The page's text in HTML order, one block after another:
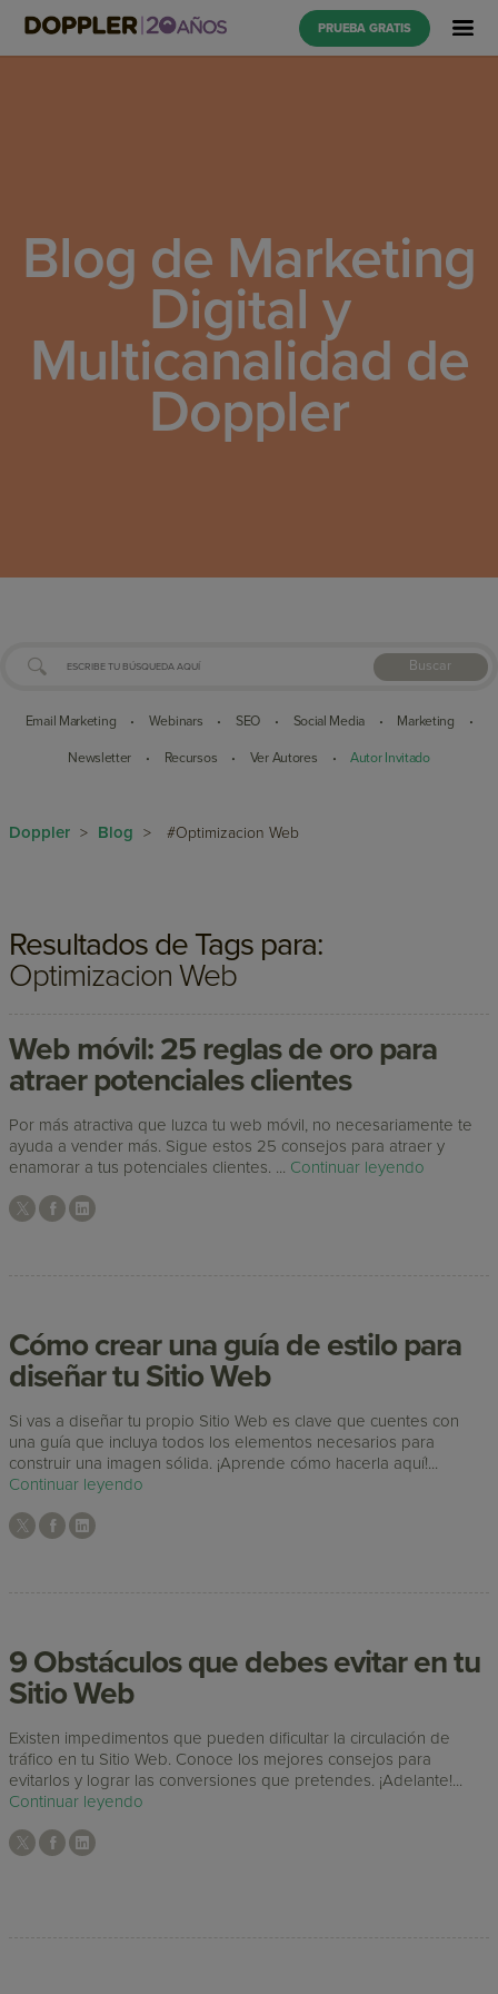
PRUEBA GRATIS
Blog de Marketing
Digital y
Multicanalidad de
Doppler
Buscar
Email Marketing • Webinars • SEO • Social Media • Marketing •
Newsletter • Recursos • Ver Autores • Autor Invitado
Doppler > Blog > #Optimizacion Web
Resultados de Tags para:
Optimizacion Web
Web móvil: 25 reglas de oro para
atraer potenciales clientes
Por más atractiva que luzca tu web móvil, no necesariamente te
ayuda a vender más. Sigue estos 25 consejos para atraer y
enamorar a tus potenciales clientes. ... Continuar leyendo
Cómo crear una guía de estilo para
diseñar tu Sitio Web
Si vas a diseñar tu propio Sitio Web es clave que cuentes con
una guía que incluya todos los elementos necesarios para
construir una imagen sólida. ¡Aprende cómo hacerla aquí!...
Continuar leyendo
9 Obstáculos que debes evitar en tu
Sitio Web
Existen impedimentos que pueden dificultar la circulación de
tráfico en tu Sitio Web. Conoce los mejores consejos para
evitarlos y lograr las conversiones que pretendes. ¡Adelante!...
Continuar leyendo